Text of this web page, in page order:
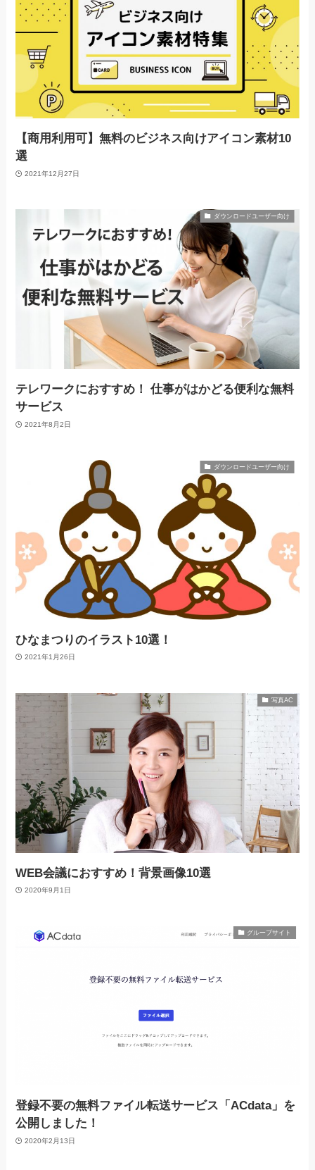
【商用利用可】無料のビジネス向けアイコン素材10
選
2021年12月27日
ダウンロードユーザー向け
テレワークにおすすめ！ 仕事がはかどる便利な無料
サービス
2021年8月2日
ダウンロードユーザー向け
ひなまつりのイラスト10選！
2021年1月26日
写真AC
WEB会議におすすめ！背景画像10選
2020年9月1日
グループサイト
登録不要の無料ファイル転送サービス「ACdata」を
公開しました！
2020年2月13日